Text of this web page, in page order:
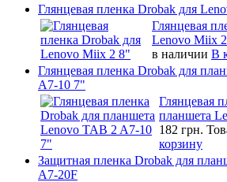
Глянцевая пленка Drobak для
Глянцевая
Lenovo Miix
в наличии В
Глянцевая пленка Drobak для
A7-10 7"
Глянцевая
планшета
182 грн.
корзину
Защитная пленка Drobak для
A7-20F